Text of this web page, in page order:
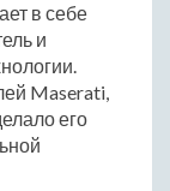
в себе
и
Maserati,
его